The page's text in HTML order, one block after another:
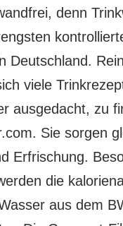
denn
Deutschland.
viele
ausgedacht, zu
Sie sorgen
Erfrischung.
die
aus dem